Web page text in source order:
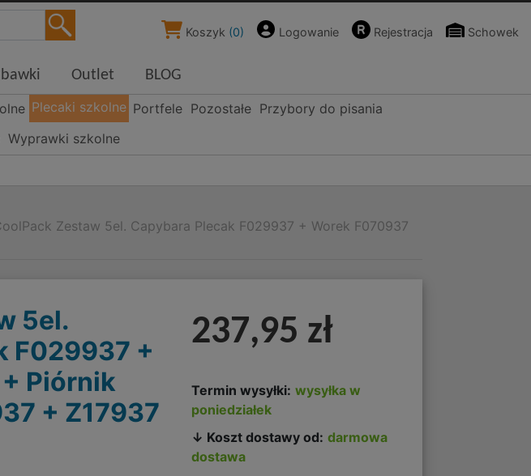
Koszyk (0) Logowanie Rejestracja Schowek
Outlet BLOG
Plecaki szkolne Portfele Pozostałe Przybory do pisania
Wyprawki szkolne
Zestaw 5el. Capybara Plecak F029937 + Worek F070937
5el.
F029937 +
Piórnik
+ Z17937
237,95 zł
Termin wysyłki: wysyłka w
poniedziałek
↓ Koszt dostawy od: darmowa
dostawa